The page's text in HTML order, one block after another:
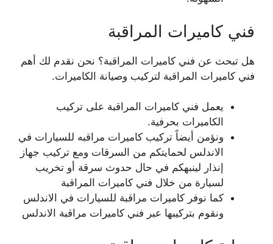
فني كاميرات المراقبة
هل تبحث عن فني كاميرات المراقبة؟ نحن نقدم لك أهم
فني كاميرات المراقبة لتركيب وصيانة الكاميرات.
يعمل فني كاميرات المراقبة على تركيب
الكاميرات بحرفية.
ونؤمن أيضاً تركيب كاميرات مراقبه للسيارات في
الاندلس لحمايتكم من السرقات ومع تركيب جهاز
إنذار لينبهكم في حال حدوث سرقة أو تخريب
لسيارة من خلال فني كاميرات المراقبة
كما نوفر كاميرات مراقبة للسيارات في الاندلس
ونقوم بتركيبها عبر فني كاميرات مراقبة الاندلس